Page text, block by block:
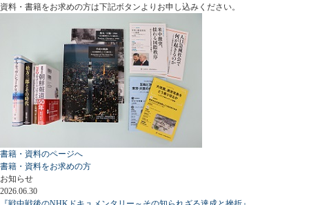
資料・書籍をお求めの方は下記ボタンよりお申し込みください。
書籍・資料のページへ
書籍・資料をお求めの方
お知らせ
2026.06.30